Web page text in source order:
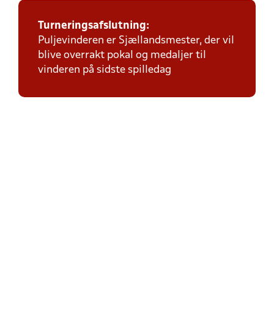
Turneringsafslutning:
Puljevinderen er Sjællandsmester, der vil
blive overrakt pokal og medaljer til
vinderen på sidste spilledag